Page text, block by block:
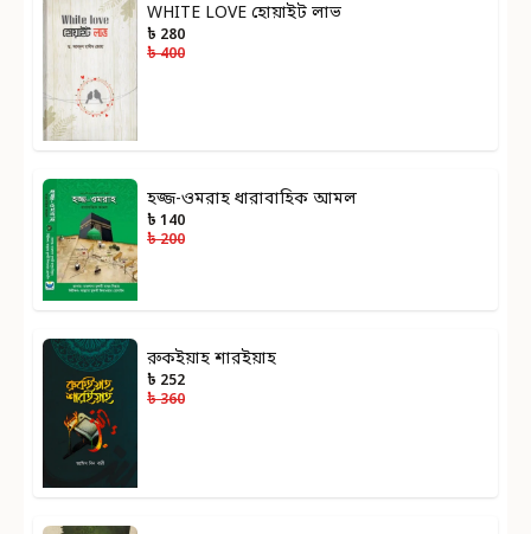
WHITE LOVE হোয়াইট লাভ
৳ 280
৳ 400
হজ্জ-ওমরাহ ধারাবাহিক আমল
৳ 140
৳ 200
রুকইয়াহ শারইয়াহ
৳ 252
৳ 360